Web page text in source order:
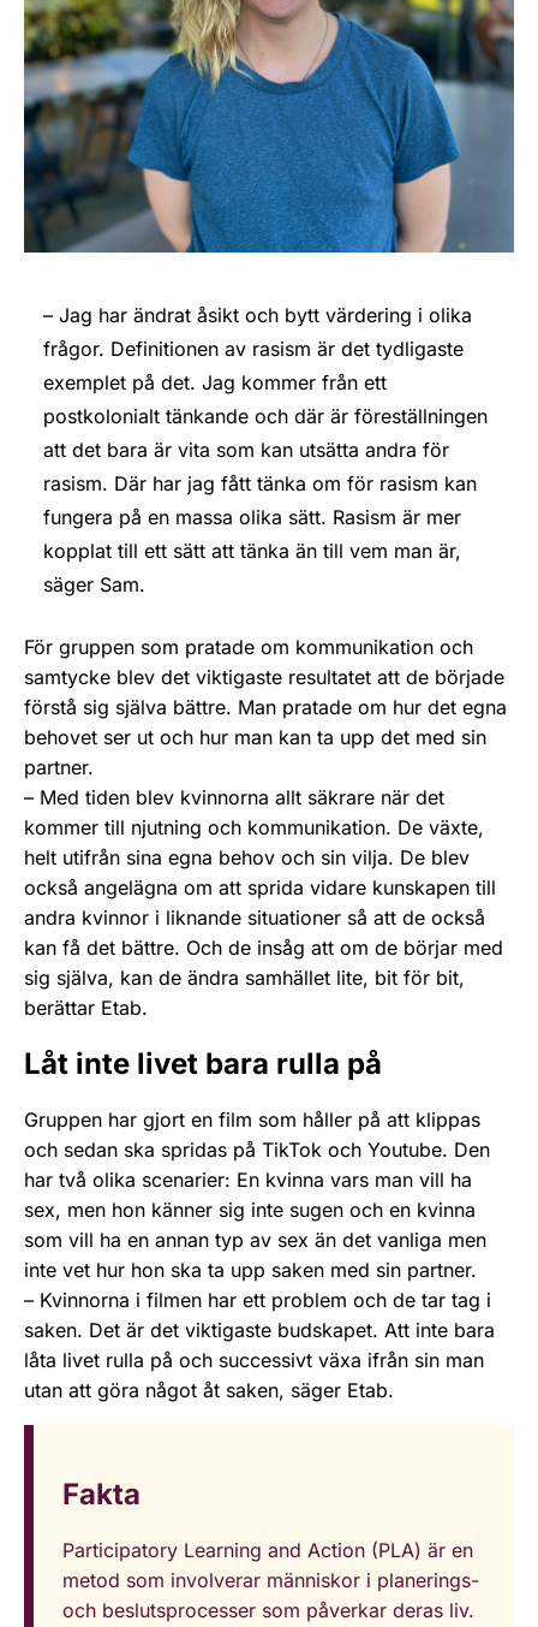
– Jag har ändrat åsikt och bytt värdering i olika
frågor. Definitionen av rasism är det tydligaste
exemplet på det. Jag kommer från ett
postkolonialt tänkande och där är föreställningen
att det bara är vita som kan utsätta andra för
rasism. Där har jag fått tänka om för rasism kan
fungera på en massa olika sätt. Rasism är mer
kopplat till ett sätt att tänka än till vem man är,
säger Sam.
För gruppen som pratade om kommunikation och
samtycke blev det viktigaste resultatet att de började
förstå sig själva bättre. Man pratade om hur det egna
behovet ser ut och hur man kan ta upp det med sin
partner.
– Med tiden blev kvinnorna allt säkrare när det
kommer till njutning och kommunikation. De växte,
helt utifrån sina egna behov och sin vilja. De blev
också angelägna om att sprida vidare kunskapen till
andra kvinnor i liknande situationer så att de också
kan få det bättre. Och de insåg att om de börjar med
sig själva, kan de ändra samhället lite, bit för bit,
berättar Etab.
Låt inte livet bara rulla på
Gruppen har gjort en film som håller på att klippas
och sedan ska spridas på TikTok och Youtube. Den
har två olika scenarier: En kvinna vars man vill ha
sex, men hon känner sig inte sugen och en kvinna
som vill ha en annan typ av sex än det vanliga men
inte vet hur hon ska ta upp saken med sin partner.
– Kvinnorna i filmen har ett problem och de tar tag i
saken. Det är det viktigaste budskapet. Att inte bara
låta livet rulla på och successivt växa ifrån sin man
utan att göra något åt saken, säger Etab.
Fakta
Participatory Learning and Action (PLA) är en
metod som involverar människor i planerings-
och beslutsprocesser som påverkar deras liv.